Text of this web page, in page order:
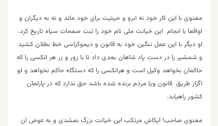
معنوی با این کار خود نه ابرو و حیثیت برای خود ماند و نه به دیگران و
اواقعا با انجام این خیانت ملی نام خود را ثبت صفحات سیاه تاریخ کرد،
او دیگر با این عمل ننگین خود به قانون و دیموکراسی خط بطلان کشید
و شمشیر را در دست پاد شاهان بعدی داد تا با زور و زر هر انکسی را که
حاکمان بخواهد وکیل است و هرانکسی را که دستگاه حاکم نخواهد و لو
اگراز طریق قانون ویا مردم برنده شده باشد حق ندارد که در پارلمان
کشور راهیابد.
معنوی صاحب! ایکاش مرتکب این خیانت بزرگ نمشدی و به عوض ان